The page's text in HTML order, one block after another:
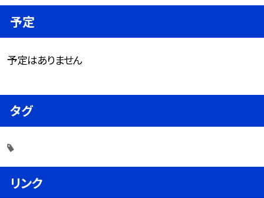
予定
予定はありません
タグ
リンク